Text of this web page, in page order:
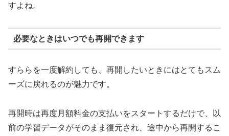
すよね。
必要なときはいつでも再開できます
すららを一度解約しても、再開したいときにはとてもスム
ーズに戻れるのが魅力です。
再開時は再度月額料金の支払いをスタートするだけで、以
前の学習データがそのまま復元され、途中から再開するこ